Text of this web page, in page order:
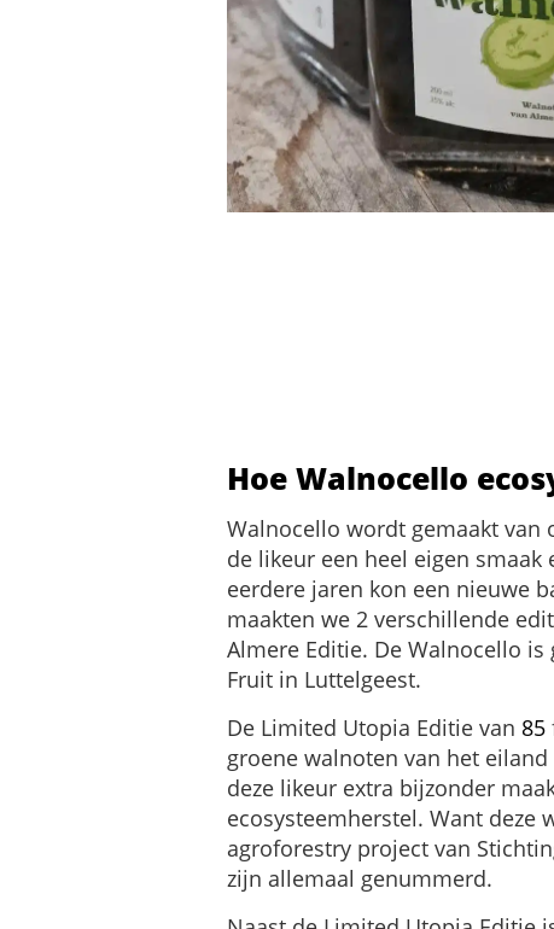
Hoe Walnocello
Walnocello wordt gemaakt van
de likeur een heel eigen smaak
eerdere jaren kon een nieuwe
maakten we 2 verschillende
Almere Editie. De Walnocello
Fruit in Luttelgeest.
De Limited Utopia Editie van 85
groene walnoten van het
deze likeur extra bijzonder
ecosysteemherstel. Want deze
agroforestry project van
zijn allemaal genummerd.